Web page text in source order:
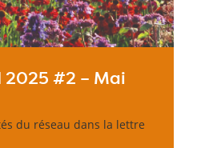
2025 #2 – Mai
du réseau dans la lettre